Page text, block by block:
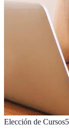
Elección de Cursos5